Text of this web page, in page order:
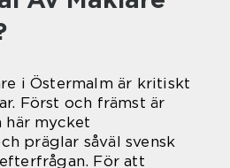
i Östermalm är kritiskt
Först och främst är
här mycket
präglar såväl svensk
För att